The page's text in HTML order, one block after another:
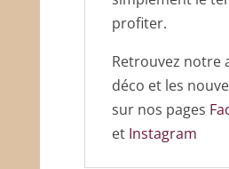
profiter.
Retrouvez notre
déco et les
sur nos pages
et Instagram